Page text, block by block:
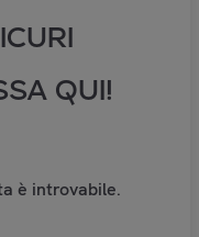
QUI!
è introvabile.